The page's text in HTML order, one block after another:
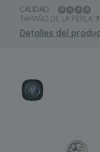
CALIDAD:
TAMAÑO DE LA PERLA:
Detalles del